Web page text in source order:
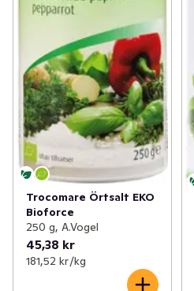
Trocomare Örtsalt EKO
Bioforce
250 g, A.Vogel
45,38 kr
181,52 kr /kg